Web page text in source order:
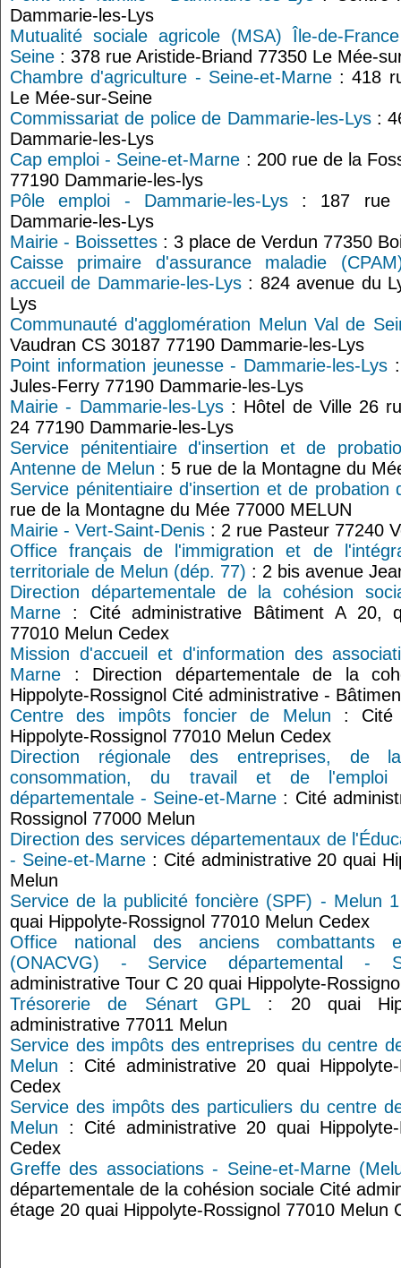
Dammarie-les-Lys
Mutualité sociale agricole (MSA) Île-de-
Seine : 378 rue Aristide-Briand 77350 Le Mée-
Chambre d'agriculture - Seine-et-Marne: 418
Le Mée-sur-Seine
Commissariat de police de Dammarie-les-Lys:
Dammarie-les-Lys
Cap emploi - Seine-et-Marne : 200 rue de la
77190 Dammarie-les-lys
Pôle emploi - Dammarie-les-Lys: 187 rue
Dammarie-les-Lys
Mairie - Boissettes : 3 place de Verdun 77350
Caisse primaire d'assurance maladie
accueil de Dammarie-les-Lys: 824 avenue du
Lys
Communauté d'agglomération Melun Val de
Vaudran CS 30187 77190 Dammarie-les-Lys
Point information jeunesse - Dammarie-les-Lys
Jules-Ferry 77190 Dammarie-les-Lys
Mairie - Dammarie-les-Lys: Hôtel de Ville 26
24 77190 Dammarie-les-Lys
Service pénitentiaire d'insertion et de
Antenne de Melun : 5 rue de la Montagne du
Service pénitentiaire d'insertion et de probation
rue de la Montagne du Mée 77000 MELUN
Mairie - Vert-Saint-Denis : 2 rue Pasteur 77240
Office français de l'immigration et de
territoriale de Melun (dép. 77) : 2 bis avenue
Direction départementale de la cohésion
Marne : Cité administrative Bâtiment A 20,
77010 Melun Cedex
Mission d'accueil et d'information des
Marne : Direction départementale de la
Hippolyte-Rossignol Cité administrative -
Centre des impôts foncier de Melun : Cité
Hippolyte-Rossignol 77010 Melun Cedex
Direction régionale des entreprises, de
consommation, du travail et de l'emploi
départementale - Seine-et-Marne : Cité
Rossignol 77000 Melun
Direction des services départementaux de
- Seine-et-Marne: Cité administrative 20 quai
Melun
Service de la publicité foncière (SPF) - Melun 1
quai Hippolyte-Rossignol 77010 Melun Cedex
Office national des anciens combattants
(ONACVG) - Service départemental -
administrative Tour C 20 quai Hippolyte-
Trésorerie de Sénart GPL : 20 quai
administrative 77011 Melun
Service des impôts des entreprises du centre
Melun : Cité administrative 20 quai
Cedex
Service des impôts des particuliers du centre
Melun : Cité administrative 20 quai
Cedex
Greffe des associations - Seine-et-Marne
départementale de la cohésion sociale Cité
étage 20 quai Hippolyte-Rossignol 77010 Melun